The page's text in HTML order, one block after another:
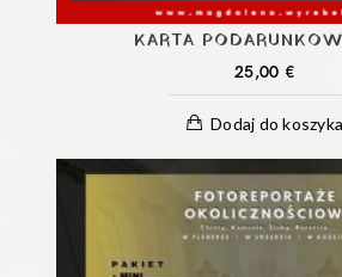
KARTA
25,00 €
Dodaj do koszyka